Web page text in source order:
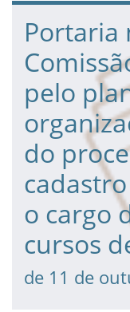
Fim da navegação
Início do conteúdo
Portaria
pelo
do
o cargo
cursos
de 11 de